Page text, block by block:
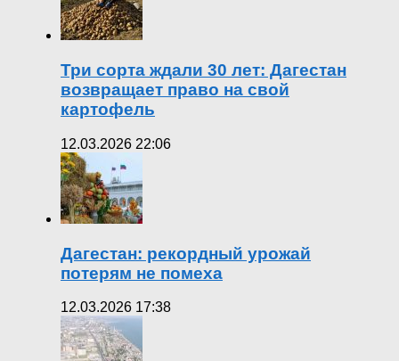
Три сорта ждали 30 лет: Дагестан
возвращает право на свой
картофель
12.03.2026 22:06
Дагестан: рекордный урожай
потерям не помеха
12.03.2026 17:38